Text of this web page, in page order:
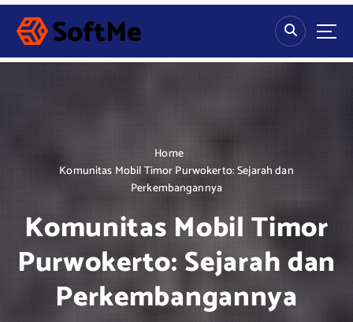
S
p
Home
Komunitas Mobil Timor Purwokerto: Sejarah dan
Perkembangannya
Komunitas Mobil Timor
Purwokerto: Sejarah dan
Perkembangannya